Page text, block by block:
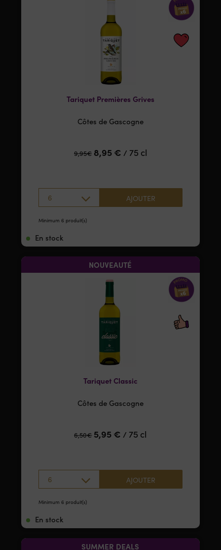
Tariquet Premières Grives
Côtes de Gascogne
9,95€ 8,95 € / 75 cl
6 AJOUTER
Minimum 6 produit(s)
En stock
NOUVEAUTÉ
Tariquet Classic
Côtes de Gascogne
6,50€ 5,95 € / 75 cl
6 AJOUTER
Minimum 6 produit(s)
En stock
SUMMER DEALS